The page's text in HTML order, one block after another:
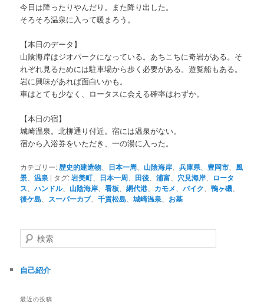
今日は降ったりやんだり。また降り出した。
そろそろ温泉に入って暖まろう。
【本日のデータ】
山陰海岸はジオパークになっている。あちこちに奇岩がある。そ
れぞれ見るためには駐車場から歩く必要がある。遊覧船もある。
岩に興味があれば面白いかも。
車はとても少なく、ロータスに会える確率はわずか。
【本日の宿】
城崎温泉。北柳通り付近。宿には温泉がない。
宿から入浴券をいただき、一の湯に入った。
カテゴリー:歴史的建造物 日本一周 山陰海岸 、兵庫県 豊岡市
風
景 、温泉 | タグ:岩美町、 日本一周 田後 、浦富 穴見海岸
ロータ
ス 、ハンドル、 山陰海岸 、看板 、網代港 カモメ 、バイク 、鴨ヶ磯
後ケ島 スーパーカブ、千貫松島 、城崎温泉 お墓
検
索
自己紹介
最近の投稿